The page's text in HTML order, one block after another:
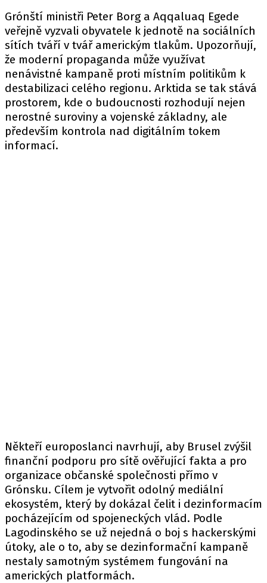
Grónští ministři Peter Borg a Aqqaluaq Egede
veřejně vyzvali obyvatele k jednotě na sociálních
sítích tváří v tvář americkým tlakům. Upozorňují,
že moderní propaganda může využívat
nenávistné kampaně proti místním politikům k
destabilizaci celého regionu. Arktida se tak stává
prostorem, kde o budoucnosti rozhodují nejen
nerostné suroviny a vojenské základny, ale
především kontrola nad digitálním tokem
informací.
Někteří europoslanci navrhují, aby Brusel zvýšil
finanční podporu pro sítě ověřující fakta a pro
organizace občanské společnosti přímo v
Grónsku. Cílem je vytvořit odolný mediální
ekosystém, který by dokázal čelit i dezinformacím
pocházejícím od spojeneckých vlád. Podle
Lagodinského se už nejedná o boj s hackerskými
útoky, ale o to, aby se dezinformační kampaně
nestaly samotným systémem fungování na
amerických platformách.